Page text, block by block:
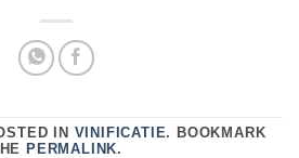
IN VINIFICATIE. BOOKMARK
PERMALINK.